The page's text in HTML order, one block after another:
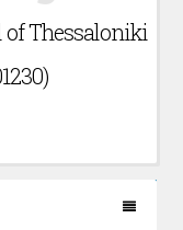
Thessaloniki